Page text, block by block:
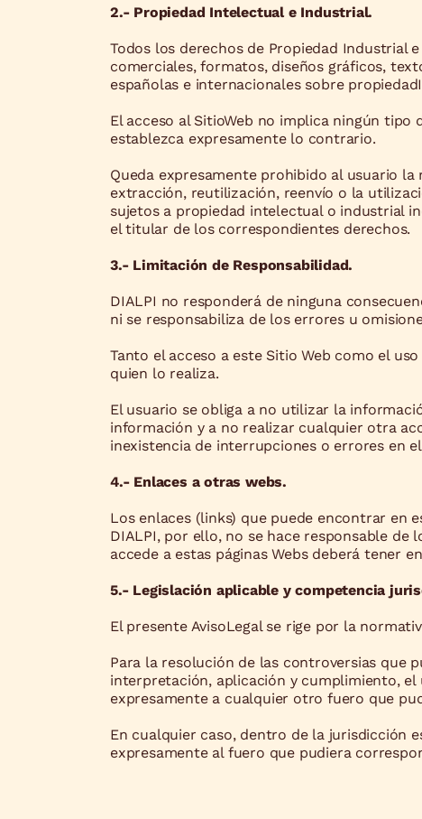
2.- Propiedad Intelectual e Industrial.
Todos los derechos de Propiedad Industrial
comerciales, formatos, diseños gráficos,
españolas e internacionales sobre
El acceso al SitioWeb no implica ningún
establezca expresamente lo contrario.
Queda expresamente prohibido al usuario
extracción, reutilización, reenvío o la
sujetos a propiedad intelectual o industrial
el titular de los correspondientes derechos.
3.- Limitación de Responsabilidad.
DIALPI no responderá de ninguna
ni se responsabiliza de los errores u
Tanto el acceso a este Sitio Web como el
quien lo realiza.
El usuario se obliga a no utilizar la
información y a no realizar cualquier otra
inexistencia de interrupciones o errores en
4.- Enlaces a otras webs.
Los enlaces (links) que puede encontrar en
DIALPI, por ello, no se hace responsable de
accede a estas páginas Webs deberá tener
5.- Legislación aplicable y competencia
El presente AvisoLegal se rige por la
Para la resolución de las controversias que
interpretación, aplicación y cumplimiento, el
expresamente a cualquier otro fuero que
En cualquier caso, dentro de la jurisdicción
expresamente al fuero que pudiera